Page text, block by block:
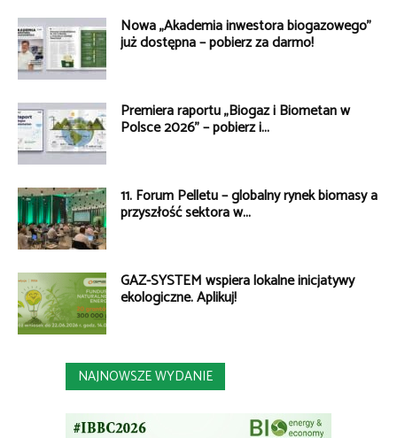
Nowa „Akademia inwestora biogazowego”
już dostępna – pobierz za darmo!
Premiera raportu „Biogaz i Biometan w
Polsce 2026” – pobierz i...
11. Forum Pelletu – globalny rynek biomasy a
przyszłość sektora w...
GAZ-SYSTEM wspiera lokalne inicjatywy
ekologiczne. Aplikuj!
NAJNOWSZE WYDANIE